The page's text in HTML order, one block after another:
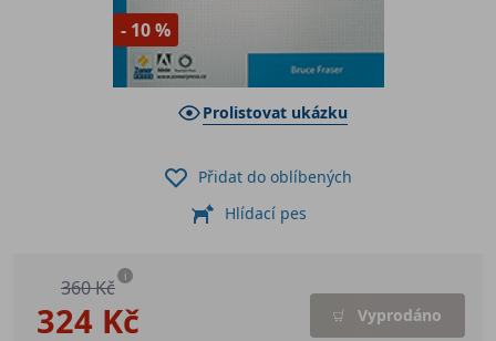
- 10 %
Prolistovat ukázku
324 Kč
360 Kč i
Vyprodáno
Přidat do oblíbených
Hlídací pes